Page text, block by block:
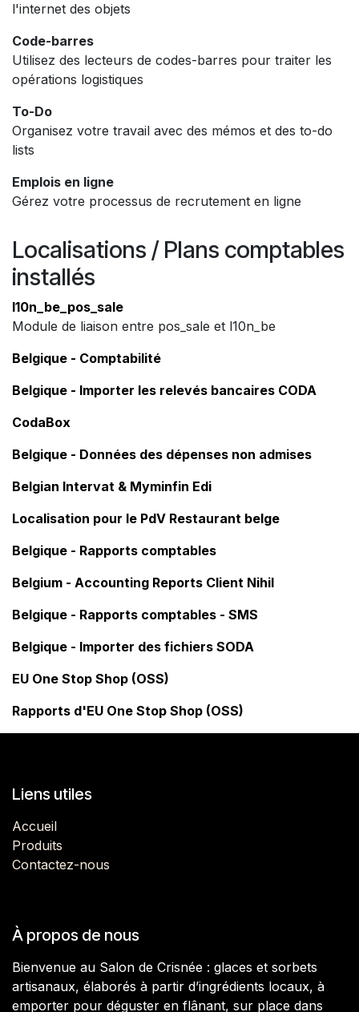
l'internet des objets
Code-barres
Utilisez des lecteurs de codes-barres pour traiter les
opérations logistiques
To-Do
Organisez votre travail avec des mémos et des to-do
lists
Emplois en ligne
Gérez votre processus de recrutement en ligne
Localisations / Plans comptables
installés
l10n_be_pos_sale
Module de liaison entre pos_sale et l10n_be
Belgique - Comptabilité
Belgique - Importer les relevés bancaires CODA
CodaBox
Belgique - Données des dépenses non admises
Belgian Intervat & Myminfin Edi
Localisation pour le PdV Restaurant belge
Belgique - Rapports comptables
Belgium - Accounting Reports Client Nihil
Belgique - Rapports comptables - SMS
Belgique - Importer des fichiers SODA
EU One Stop Shop (OSS)
Rapports d'EU One Stop Shop (OSS)
Liens utiles
Accueil
Produits
Contactez-nous
À propos de nous
Bienvenue au Salon de Crisnée : glaces et sorbets
artisanaux, élaborés à partir d’ingrédients locaux, à
emporter pour déguster en flânant, sur place dans